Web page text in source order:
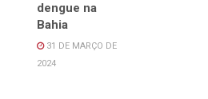
dengue na
Bahia
31 DE MARÇO DE
2024